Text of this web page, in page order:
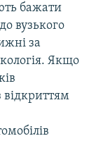
бажати
вузького
за
Якщо